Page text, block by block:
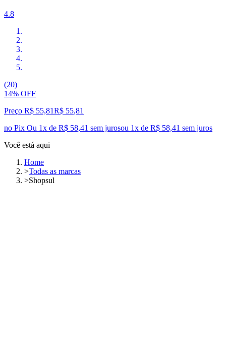
4.8
(20)
14% OFF
Preço R$ 55,81R$ 55,81
no Pix Ou 1x de R$ 58,41 sem jurosou 1x de R$ 58,41 sem juros
Você está aqui
Home
>Todas as marcas
>Shopsul